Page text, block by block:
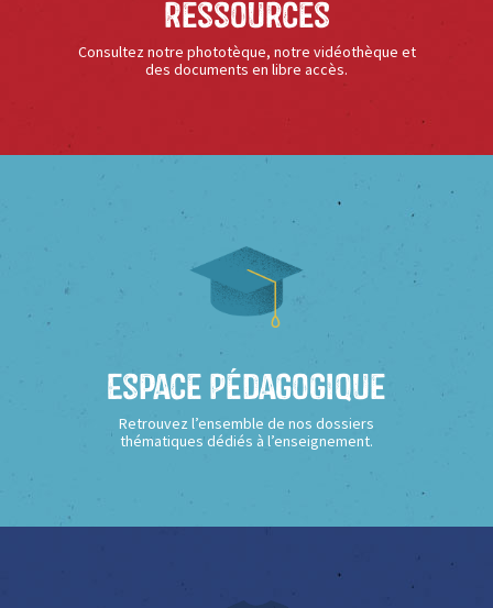
Ressources
Consultez notre phototèque, notre vidéothèque et
des documents en libre accès.
Espace Pédagogique
Retrouvez l’ensemble de nos dossiers
thématiques dédiés à l’enseignement.